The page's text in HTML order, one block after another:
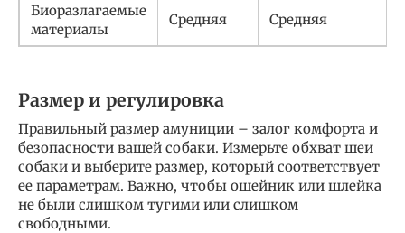
Биоразлагаемые
материалы
Средняя Средняя
Размер и регулировка
Правильный размер амуниции – залог комфорта и
безопасности вашей собаки. Измерьте обхват шеи
собаки и выберите размер, который соответствует
ее параметрам. Важно, чтобы ошейник или шлейка
не были слишком тугими или слишком
свободными.